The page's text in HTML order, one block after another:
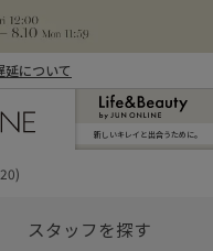
について
新しいキレイと出合うために。
スタッフを探す